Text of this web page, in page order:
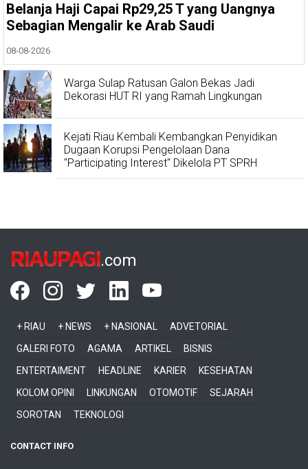
Belanja Haji Capai Rp29,25 T yang Uangnya
Sebagian Mengalir ke Arab Saudi
08-08-2026
Warga Sulap Ratusan Galon Bekas Jadi
Dekorasi HUT RI yang Ramah Lingkungan
Kejati Riau Kembali Kembangkan Penyidikan
Dugaan Korupsi Pengelolaan Dana
"Participating Interest" Dikelola PT SPRH
RIAUPAGI.com
+ RIAU + NEWS + NASIONAL
ADVETORIAL
GALERI FOTO
AGAMA ARTIKEL
BISNIS
ENTERTAIMENT
HEADLINE KARIER
KESEHATAN
KOLOM OPINI
LINKUNGAN OTOMOTIF
SEJARAH
SOROTAN
TEKNOLOGI
CONTACT INFO